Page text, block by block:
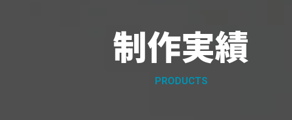
制作実績
PRODUCTS